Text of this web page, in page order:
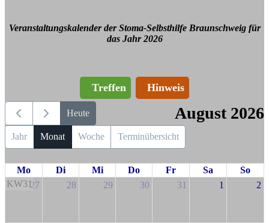
Veranstaltungskalender der Stoma-Selbsthilfe Braunschweig für
das Jahr 2026
Treffen Hinweis
Heute August 2026
Jahr Monat Woche Terminübersicht
Mo Di Mi Do Fr Sa
So
KW3127 28 29 30 31 1 2